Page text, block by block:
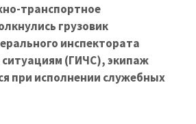
транспортное
грузовик
инспектората
(ГИЧС), экипаж
при исполнении служебных